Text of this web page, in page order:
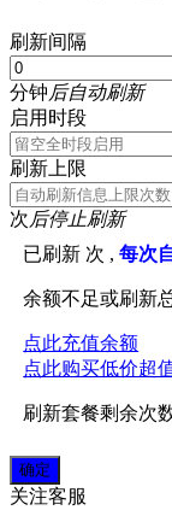
刷新间隔
分钟后自动刷新
启用时段
刷新上限
次后停止刷新
已刷新 次 ,每次
余额不足或刷新
点此充值余额
点此购买低价超
刷新套餐剩余次
关注客服